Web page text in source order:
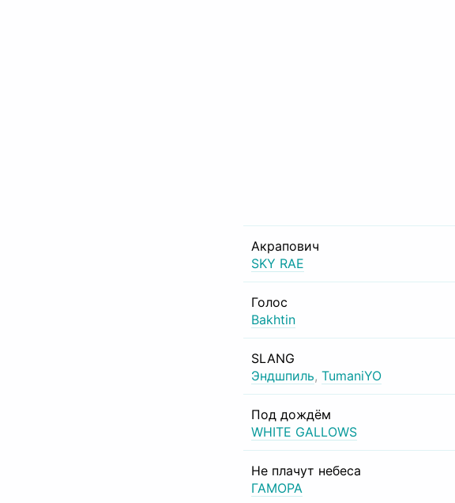
Акрапович
SKY RAE
Голос
Bakhtin
SLANG
Эндшпиль, TumaniYO
Под дождём
WHITE GALLOWS
Не плачут небеса
ГАМОРА